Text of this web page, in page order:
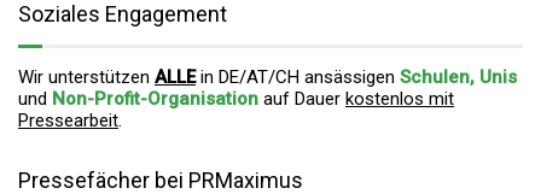
Soziales Engagement
Wir unterstützen ALLEin DE/AT/CH ansässigen Schulen, Unis
und Non-Profit-Organisation auf Dauer kostenlos mit
Pressearbeit.
Pressefächer bei PRMaximus